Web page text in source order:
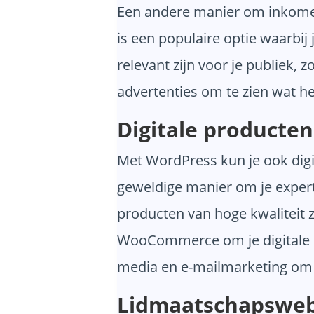
Een andere manier om
is een populaire optie
relevant zijn voor je publiek,
advertenties om te zien wat
Digitale
Met WordPress kun je ook
geweldige manier om je
producten van hoge kwaliteit
WooCommerce om je
media en e-mailmarketing